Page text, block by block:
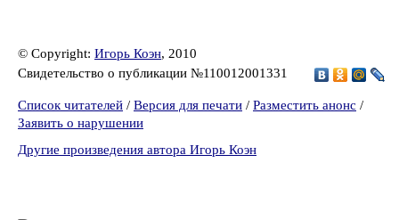
© Copyright: Игорь Коэн, 2010
Свидетельство о публикации №110012001331
Список читателей / Версия для печати / Разместить анонс /
Заявить о нарушении
Другие произведения автора Игорь Коэн